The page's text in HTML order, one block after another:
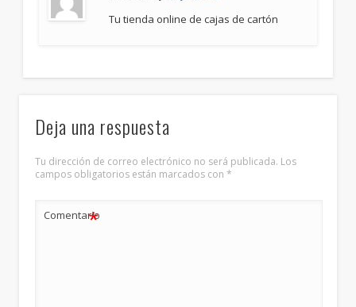
Tu tienda online de cajas de cartón
Deja una respuesta
Tu dirección de correo electrónico no será publicada. Los
campos obligatorios están marcados con*
Comentario
*